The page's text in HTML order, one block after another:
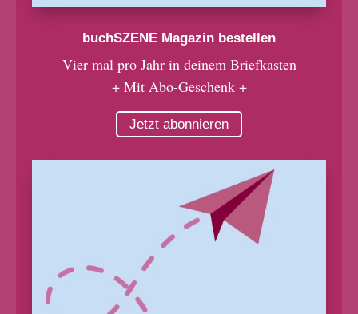
buchSZENE Magazin bestellen
Vier mal pro Jahr in deinem Briefkasten
+ Mit Abo-Geschenk +
Jetzt abonnieren